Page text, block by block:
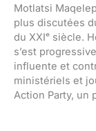
Motlatsi
plus discutées
du XXIᵉ siècle.
s’est
influente et
ministériels et
Action Party, un